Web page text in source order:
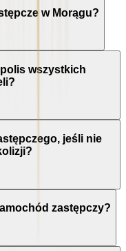
w Morągu?
wszystkich
jeśli nie
zastępczy?